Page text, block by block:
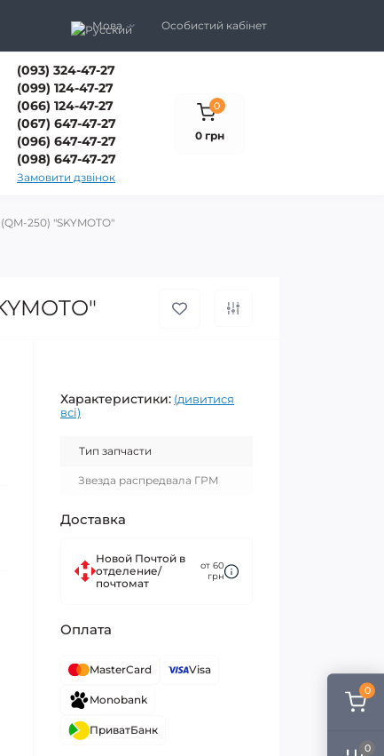
0
0
Мова Особистий кабінет
(093) 324-47-27
(099) 124-47-27
(066) 124-47-27
(067) 647-47-27
(096) 647-47-27
(098) 647-47-27
Замовити дзвінок
0
0 грн
250) "SKYMOTO"
Характеристики: (дивитися
всі)
Тип запчасти
Звезда распредвала ГРМ
Доставка
Новой Почтой в
отделение/
почтомат
от 60
грн
Оплата
MasterCard Visa
Monobank
ПриватБанк